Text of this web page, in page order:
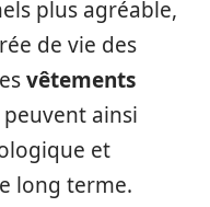
plus agréable,
de vie des
vêtements
ainsi
et
long terme.